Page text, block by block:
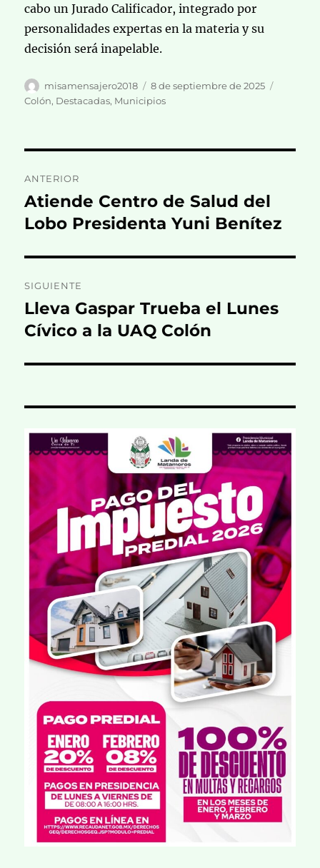
cabo un Jurado Calificador, integrado por
personalidades expertas en la materia y su
decisión será inapelable.
Autor
misamensajero2018
Publicado
el
8 de septiembre de 2025
Colón, Destacadas, Municipios
de
entradas
ANTERIOR
Entrada
anterior:
Atiende Centro de Salud del
Lobo Presidenta Yuni Benítez
SIGUIENTE
Entrada
siguiente:
Lleva Gaspar Trueba el Lunes
Cívico a la UAQ Colón